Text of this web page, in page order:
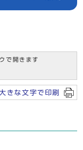
で開きます
きな文字で印刷